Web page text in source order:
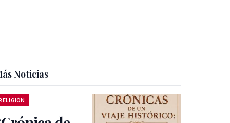
Noticias